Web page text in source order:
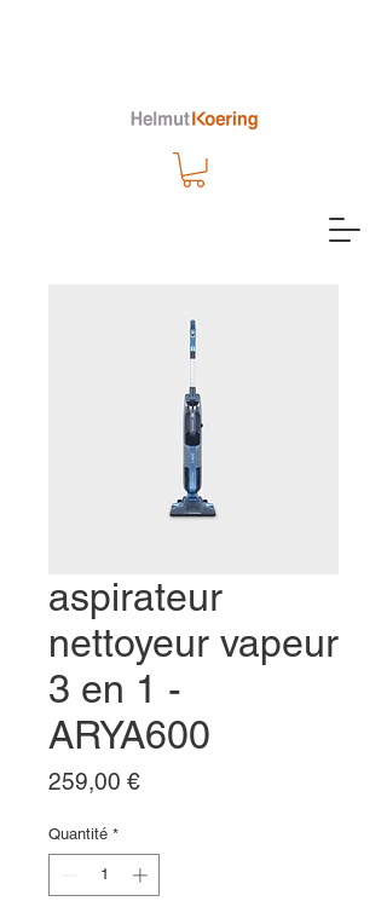
aspirateur
nettoyeur vapeur
3 en 1 -
ARYA600
259,00 €Prix
Quantité *